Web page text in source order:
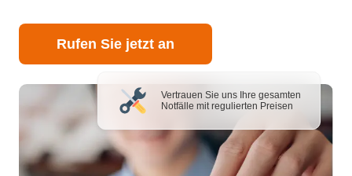
Rufen Sie jetzt an
Vertrauen Sie uns Ihre gesamten
Notfälle mit regulierten Preisen